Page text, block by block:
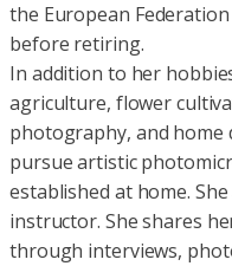
the European Federation
before retiring.
In addition to her
agriculture, flower
photography, and home
pursue artistic
established at home.
instructor. She shares
through interviews,